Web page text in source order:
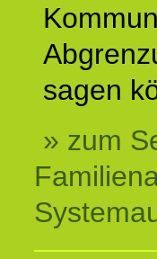
sagen
» zum